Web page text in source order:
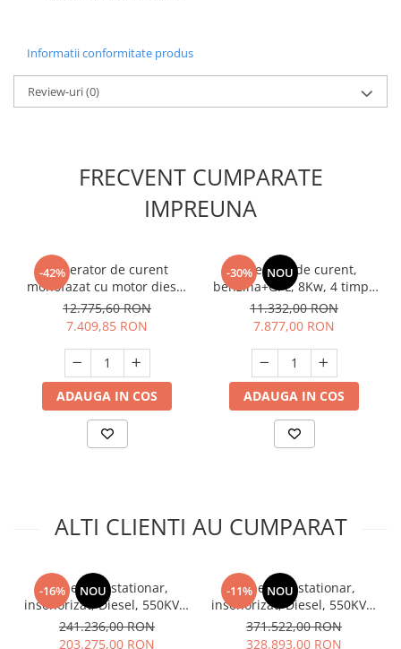
Plasa umbrire
Semanatoare,Plantatoare
Suflante & Aspiratoare
Aspiratoare
Suflante Frunze
Unelte Gradinarit
Ventilatoare & Sisteme Racire
Aparate de aer conditionat
Ventilatoare
Informatii conformitate produs
Review-uri(0)
FRECVENT CUMPARATE
IMPREUNA
-42%
Generator de curent
monofazat cu motor diesel
HYUNDAI DHY6001SE
12.775,60 RON
7.409,85 RON
ADAUGA IN COS
-30% NOU
Generator de curent,
benzina+GPL, 8Kw, 4 timpi,
230 V, Hibrid, KONNER &
SOHNEN - KS-10000E-G
11.332,00 RON
7.877,00 RON
ADAUGA IN COS
ALTI CLIENTI AU CUMPARAT
-16% NOU
Generator stationar,
insonorizat, Diesel, 550KVA,
400V, trifazic, motor SDEC,
Kaplan KPS 550
241.236,00 RON
203.275,00 RON
-11% NOU
Generator stationar,
insonorizat, Diesel, 550KVA,
400V, trifazic, motor Scania,
Kaplan 550KVA
371.522,00 RON
328.893,00 RON